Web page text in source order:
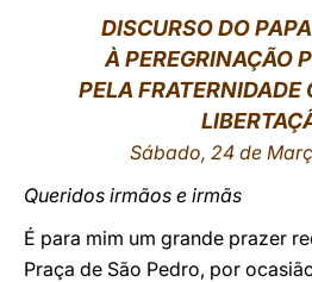
DISCURSO DO
À PEREGRINAÇÃO
PELA FRATERNIDADE
Sábado, 24 de
Queridos irmãos e irmãs
É para mim um grande prazer
Praça de São Pedro, por